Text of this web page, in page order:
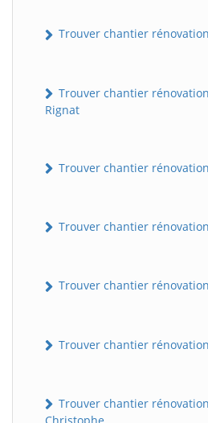
Trouver chantier
Trouver chantier
Rignat
Trouver chantier
Trouver chantier
Trouver chantier
Trouver chantier
Trouver chantier